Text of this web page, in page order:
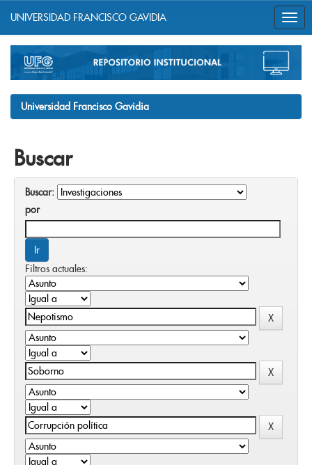
navigation
UNIVERSIDAD FRANCISCO GAVIDIA
Universidad Francisco Gavidia
Buscar
Buscar:
por
Filtros actuales: